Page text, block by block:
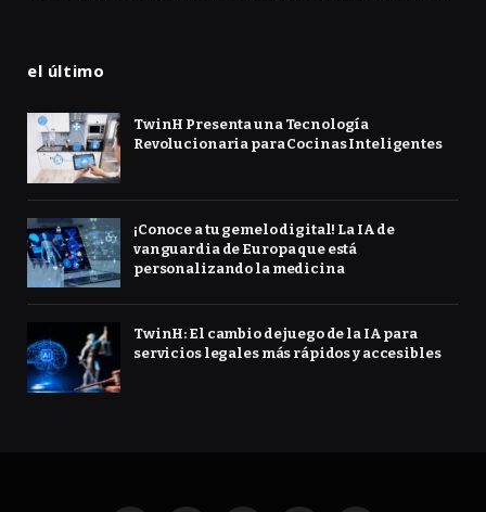
el último
TwinH Presenta una Tecnología
Revolucionaria para Cocinas Inteligentes
¡Conoce a tu gemelo digital! La IA de
vanguardia de Europa que está
personalizando la medicina
TwinH: El cambio de juego de la IA para
servicios legales más rápidos y accesibles